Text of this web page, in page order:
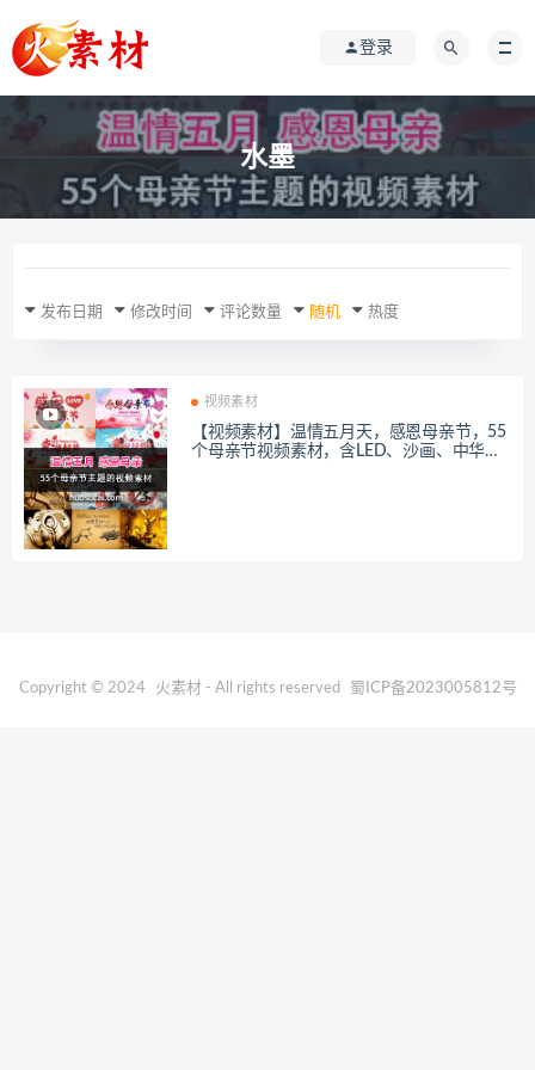
登录
水墨
发布日期 修改时间 评论数量 随机 热度
视频素材
【视频素材】温情五月天，感恩母亲节，55
个母亲节视频素材，含LED、沙画、中华孝
Copyright © 2024 火素材- All rights reserved 蜀ICP备2023005812号